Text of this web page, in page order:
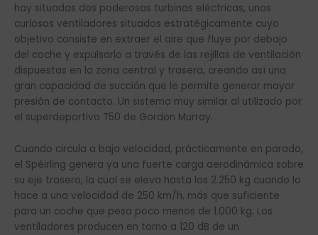
hay situadas dos poderosas turbinas eléctricas, unos
curiosos ventiladores situados estratégicamente cuyo
objetivo consiste en extraer el aire que fluye por debajo
del coche y expulsarlo a través de las rejillas de ventilación
dispuestas en la zona central y trasera, creando así una
gran capacidad de succión que le permite generar mayor
presión de contacto. Un sistema muy similar al utilizado por
el superdeportivo T50 de Gordon Murray.
Cuando circula a baja velocidad, prácticamente en parado,
el Spéirling genera ya una fuerte carga aerodinámica sobre
su eje trasero, la cual se eleva hasta los 2.250 kg cuando lo
hace a una velocidad de 250 km/h, más que suficiente
para un coche que pesa poco menos de 1.000 kg. Los
ventiladores producen en torno a 120 dB de un